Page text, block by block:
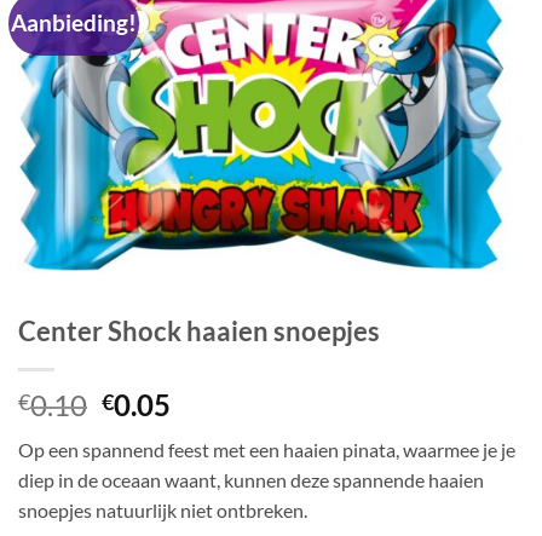
Aanbieding!
Center Shock haaien snoepjes
€0.10 Oorspronkelijke
was:
€0.10.
€0.05
is:
€0.05.
Op een spannend feest met een haaien pinata, waarmee je je
diep in de oceaan waant, kunnen deze spannende haaien
snoepjes natuurlijk niet ontbreken.